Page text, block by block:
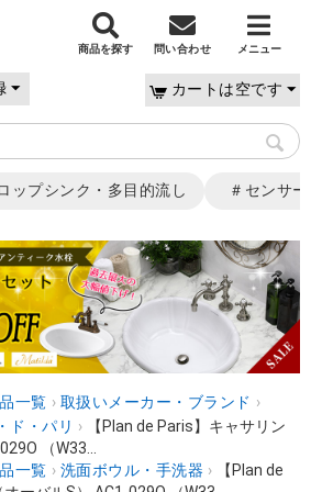
商品を探す 問い合わせ メニュー
カートは空です
ップシンク・多目的流し ＃センサ
一覧 › 取扱いメーカー・ブランド ›
ド・パリ ›
【Plan de Paris】キャサリン
（W33...
一覧 › 洗面ボウル・手洗器 ›
【Plan de